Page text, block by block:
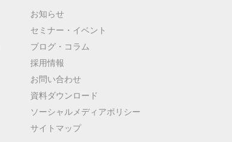
お知らせ
セミナー・イベント
ブログ・コラム
採用情報
お問い合わせ
資料ダウンロード
ソーシャルメディアポリシー
サイトマップ